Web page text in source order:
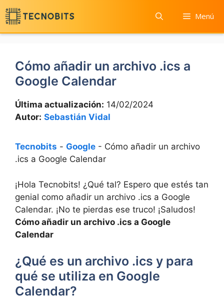
Saltar
al
contenido
Menú
Cómo añadir un archivo .ics a
Google Calendar
Última actualización: 14/02/2024
Autor: Sebastián Vidal
Tecnobits - Google - Cómo añadir un archivo
.ics a Google Calendar
¡Hola Tecnobits! ¿Qué tal? Espero que estés tan
genial como añadir un archivo .ics a Google
Calendar. ¡No te pierdas ese truco! ¡Saludos!
Cómo añadir un archivo .ics a Google
Calendar
¿Qué es un archivo .ics y para
qué se utiliza en Google
Calendar?